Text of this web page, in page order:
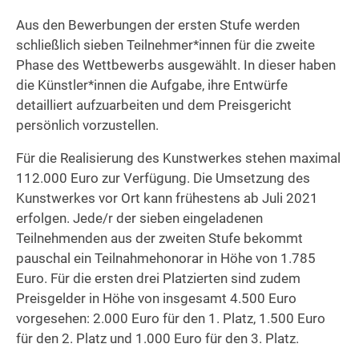
Aus den Bewerbungen der ersten Stufe werden
schließlich sieben Teilnehmer*innen für die zweite
Phase des Wettbewerbs ausgewählt. In dieser haben
die Künstler*innen die Aufgabe, ihre Entwürfe
detailliert aufzuarbeiten und dem Preisgericht
persönlich vorzustellen.
Für die Realisierung des Kunstwerkes stehen maximal
112.000 Euro zur Verfügung. Die Umsetzung des
Kunstwerkes vor Ort kann frühestens ab Juli 2021
erfolgen. Jede/r der sieben eingeladenen
Teilnehmenden aus der zweiten Stufe bekommt
pauschal ein Teilnahmehonorar in Höhe von 1.785
Euro. Für die ersten drei Platzierten sind zudem
Preisgelder in Höhe von insgesamt 4.500 Euro
vorgesehen: 2.000 Euro für den 1. Platz, 1.500 Euro
für den 2. Platz und 1.000 Euro für den 3. Platz.